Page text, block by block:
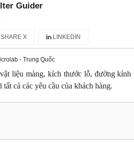
Guider
SHARE X LINKEDIN
- Trung Quốc
liệu màng, kích thước lỗ, đường kính
cả các yêu cầu của khách hàng.